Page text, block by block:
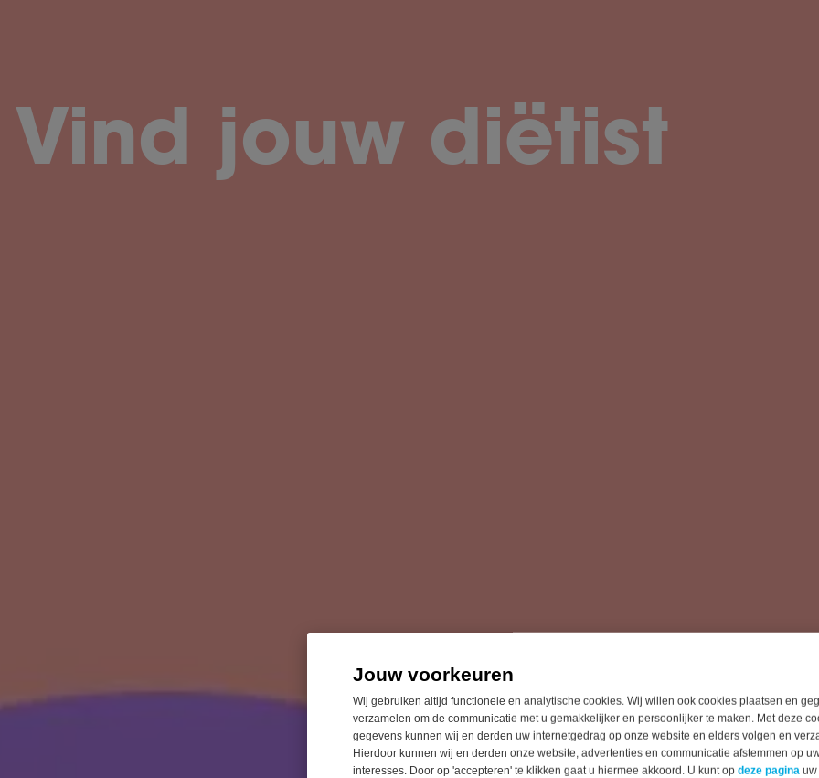
Jouw voorkeuren
Wij gebruiken altijd functionele en analytische cookies. Wij willen ook cookies plaatsen en
verzamelen om de communicatie met u gemakkelijker en persoonlijker te maken. Met deze
gegevens kunnen wij en derden uw internetgedrag op onze website en elders volgen en
Hierdoor kunnen wij en derden onze website, advertenties en communicatie afstemmen op
interesses. Door op 'accepteren' te klikken gaat u hiermee akkoord. U kunt op deze pagina uw
Vind jouw diëtist